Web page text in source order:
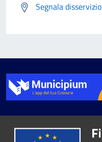
Segnala disservizio